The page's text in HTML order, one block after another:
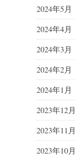
2024年5月
2024年4月
2024年3月
2024年2月
2024年1月
2023年12月
2023年11月
2023年10月